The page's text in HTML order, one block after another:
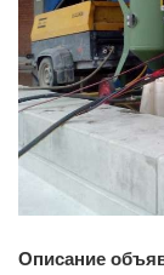
Описание